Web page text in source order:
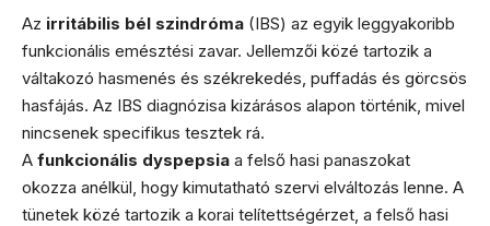
Az irritábilis bél szindróma (IBS) az egyik leggyakoribb
funkcionális emésztési zavar. Jellemzői közé tartozik a
váltakozó hasmenés és székrekedés, puffadás és görcsös
hasfájás. Az IBS diagnózisa kizárásos alapon történik, mivel
nincsenek specifikus tesztek rá.
A funkcionális dyspepsia a felső hasi panaszokat
okozza anélkül, hogy kimutatható szervi elváltozás lenne. A
tünetek közé tartozik a korai telítettségérzet, a felső hasi